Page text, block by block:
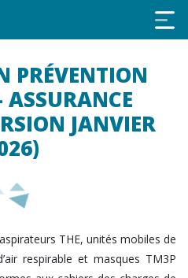
PRÉVENTION
JANVIER
THE, unités mobiles de
respirable et masques TM3P